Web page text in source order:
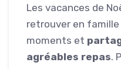
Les vacances de
retrouver en famille
moments et
agréables repas.